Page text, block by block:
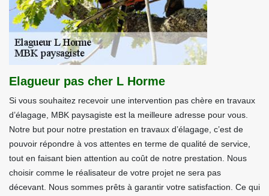
Elagueur pas cher L Horme
Si vous souhaitez recevoir une intervention pas chère en travaux
d’élagage, MBK paysagiste est la meilleure adresse pour vous.
Notre but pour notre prestation en travaux d’élagage, c’est de
pouvoir répondre à vos attentes en terme de qualité de service,
tout en faisant bien attention au coût de notre prestation. Nous
choisir comme le réalisateur de votre projet ne sera pas
décevant. Nous sommes prêts à garantir votre satisfaction. Ce qui